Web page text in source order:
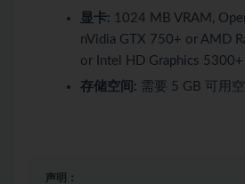
显卡: 1024 MB VRAM,
nVidia GTX 750+ or AMD
or Intel HD Graphics 5300+
存储空间: 需要 5 GB 可用空
声明：